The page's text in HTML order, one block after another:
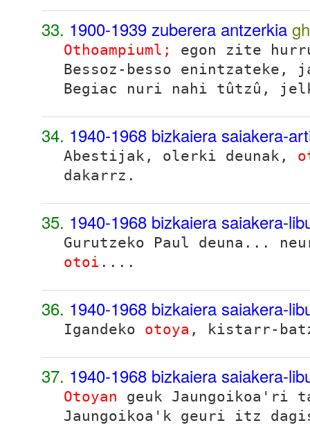
33. 1900-1939 zuberera antzerkia
Othoampiuml;
egon zite
Bessoz-besso
Begiac nuri nahi tûtzû,
34. 1940-1968 bizkaiera saiakera-
Abestijak, olerki deunak,
dakarrz.
35. 1940-1968 bizkaiera saiakera-
Gurutzeko Paul deuna...
otoi ....
36. 1940-1968 bizkaiera saiakera-
Igandeko otoya , kistarr-
37. 1940-1968 bizkaiera saiakera-
Otoyan geuk Jaungoikoa'ri
Jaungoikoa'k geuri itz